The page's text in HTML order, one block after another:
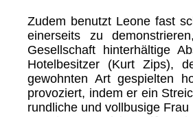
Zudem benutzt Leone fast
einerseits zu
Gesellschaft hinterhältige
Hotelbesitzer (Kurt Zips),
gewohnten Art gespielten
provoziert, indem er ein
rundliche und vollbusige